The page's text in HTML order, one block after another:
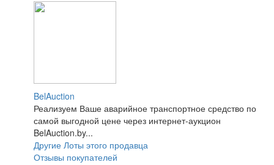
BelAuction
Реализуем Ваше аварийное транспортное средство по
самой выгодной цене через интернет-аукцион
BelAuction.by...
Другие Лоты этого продавца
Отзывы покупателей